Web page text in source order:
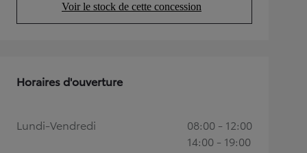
Voir le stock de cette concession
(Opens in new tab)
Horaires d'ouverture
Lundi-Vendredi
08:00 - 12:00
14:00 - 19:00